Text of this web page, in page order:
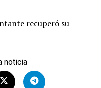
recuperó su
noticia